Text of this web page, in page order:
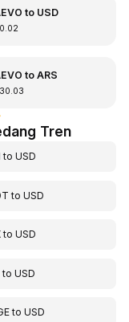
to USD
to ARS
Tren
toUSD
toUSD
toUSD
toUSD
toUSD